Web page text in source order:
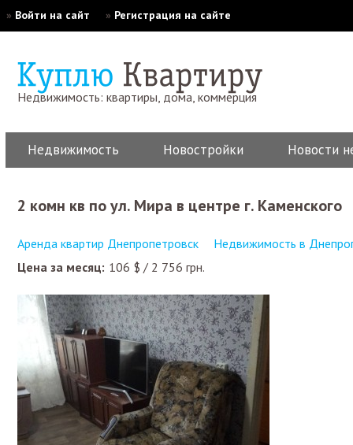
» Войти на сайт » Регистрация на сайте
Недвижимость: квартиры, дома, коммерция
Недвижимость Новостройки Новости
2 комн кв по ул. Мира в центре г. Каменского
Аренда квартир Днепропетровск
Недвижимость в
Цена за месяц: 106 $ / 2 756 грн.